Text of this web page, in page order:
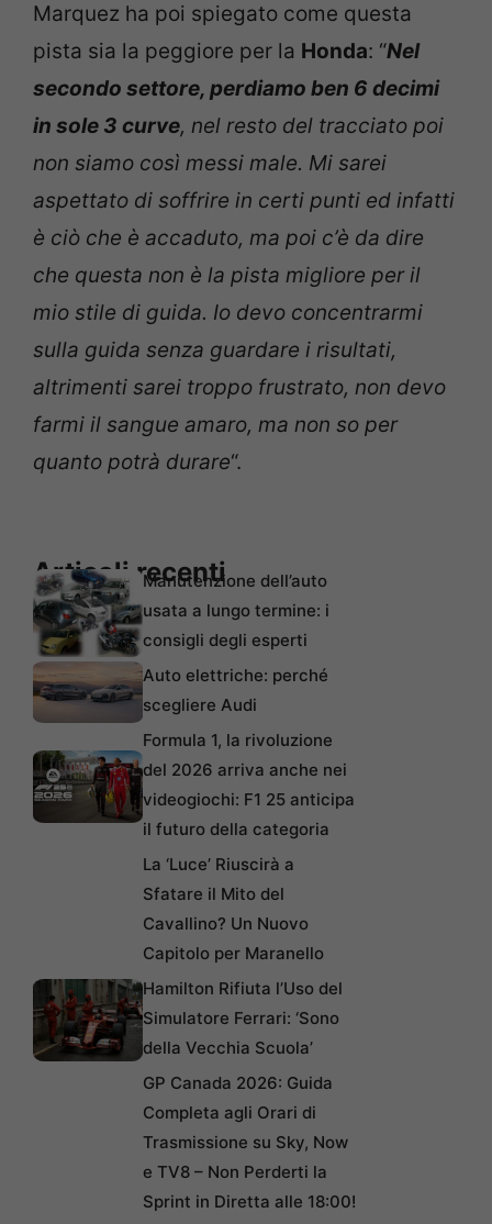
Marquez ha poi spiegato come questa
pista sia la peggiore per la Honda: “Nel
secondo settore, perdiamo ben 6 decimi
in sole 3 curve, nel resto del tracciato poi
non siamo così messi male. Mi sarei
aspettato di soffrire in certi punti ed infatti
è ciò che è accaduto, ma poi c’è da dire
che questa non è la pista migliore per il
mio stile di guida. Io devo concentrarmi
sulla guida senza guardare i risultati,
altrimenti sarei troppo frustrato, non devo
farmi il sangue amaro, ma non so per
quanto potrà durare“.
Articoli recentiManutenzione dell’auto
usata a lungo termine: i
consigli degli esperti
Auto elettriche: perché
scegliere Audi
Formula 1, la rivoluzione
del 2026 arriva anche nei
videogiochi: F1 25 anticipa
il futuro della categoria
La ‘Luce’ Riuscirà a
Sfatare il Mito del
Cavallino? Un Nuovo
Capitolo per Maranello
Hamilton Rifiuta l’Uso del
Simulatore Ferrari: ‘Sono
della Vecchia Scuola’
GP Canada 2026: Guida
Completa agli Orari di
Trasmissione su Sky, Now
e TV8 – Non Perderti la
Sprint in Diretta alle 18:00!